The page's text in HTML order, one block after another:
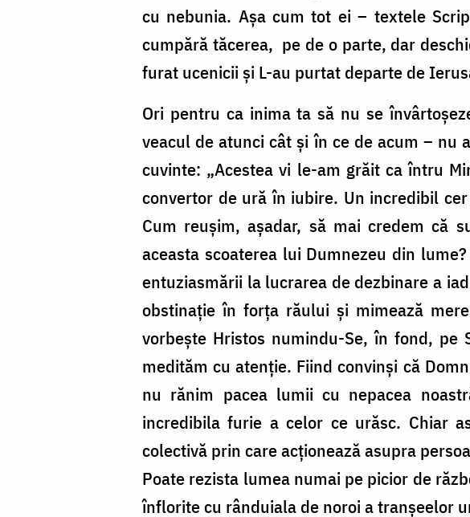
cu nebunia. Așa cum tot ei – textele
cumpără tăcerea, pe de o parte, dar
furat ucenicii și L-au purtat departe de
Ori pentru ca inima ta să nu se
veacul de atunci cât și în ce de acum – nu
cuvinte: „Acestea vi le-am grăit ca întru
convertor de ură în iubire. Un incredibil
Cum reușim, așadar, să mai credem că
aceasta scoaterea lui Dumnezeu din
entuziasmării la lucrarea de dezbinare a
obstinație în forța răului și mimează
vorbește Hristos numindu-Se, în fond, pe
medităm cu atenție. Fiind convinși că
nu rănim pacea lumii cu nepacea
incredibila furie a celor ce urăsc. Chiar
colectivă prin care acționează asupra
Poate rezista lumea numai pe picior de
înflorite cu rânduiala de noroi a tranșeelor